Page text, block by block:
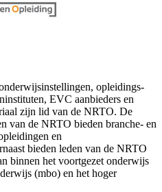
opleidings-
EVC aanbieders en
zijn lid van de NRTO. De
van de NRTO bieden branche- en
en
bieden leden van de NRTO
binnen het voortgezet onderwijs
(mbo) en het hoger